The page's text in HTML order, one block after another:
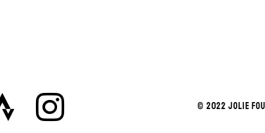
© 2022 JOLIE